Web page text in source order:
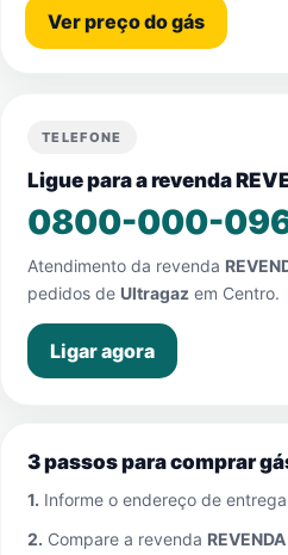
Ver preço do gás
TELEFONE
Ligue para a revenda
0800-000-
Atendimento da revenda
pedidos de Ultragaz em Centro.
Ligar agora
3 passos para comprar
1. Informe o endereço de
2. Compare a revenda